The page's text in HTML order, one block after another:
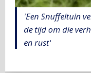
'Een Snuffeltuin
de tijd om die
en rust'